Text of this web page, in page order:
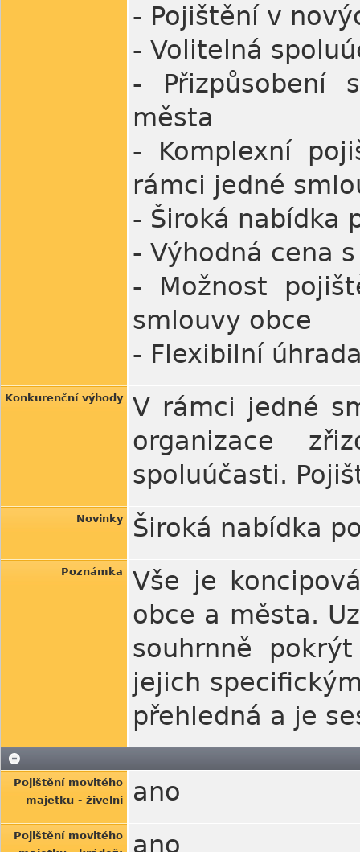
- Pojištění v
- Volitelná
- Přizpůsobení
města
- Komplexní
rámci jedné
- Široká nabídka
- Výhodná cena
- Možnost
smlouvy obce
- Flexibilní
Konkurenční výhody
V rámci jedné
organizace
spoluúčasti.
Novinky Široká nabídka
Poznámka
Vše je
obce a města.
souhrnně
jejich
přehledná a je
Pojištění movitého
majetku - živelní
ano
Pojištění movitého
ano